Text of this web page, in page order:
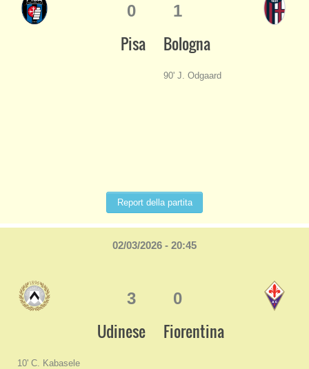
0
Pisa
1
Bologna
90' J. Odgaard
Report della partita
02/03/2026 - 20:45
3
Udinese
10' C. Kabasele
0
Fiorentina